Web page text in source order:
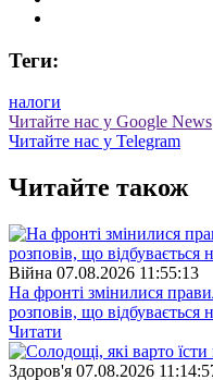
Теги:
налоги
Читайте нас у Google News
Читайте нас у Telegram
Читайте також
Війна 07.08.2026 11:55:13
На фронті змінилися
розповів, що відбувається
Читати
Здоров'я 07.08.2026